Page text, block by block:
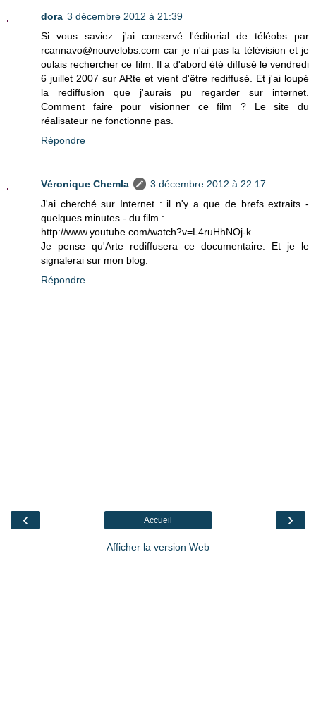
dora 3 décembre 2012 à 21:39
Si vous saviez :j'ai conservé l'éditorial de téléobs par
rcannavo@nouvelobs.com car je n'ai pas la télévision et je
oulais rechercher ce film. Il a d'abord été diffusé le vendredi
6 juillet 2007 sur ARte et vient d'être rediffusé. Et j'ai loupé
la rediffusion que j'aurais pu regarder sur internet.
Comment faire pour visionner ce film ? Le site du
réalisateur ne fonctionne pas.
Répondre
Véronique Chemla
3 décembre 2012 à 22:17
J'ai cherché sur Internet : il n'y a que de brefs extraits -
quelques minutes - du film :
http://www.youtube.com/watch?v=L4ruHhNOj-k
Je pense qu'Arte rediffusera ce documentaire. Et je le
signalerai sur mon blog.
Répondre
‹ ›
Accueil
Afficher la version Web